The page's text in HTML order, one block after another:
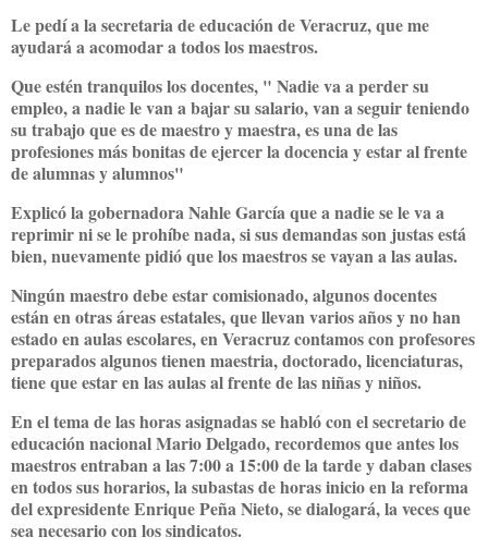
Le pedí a la secretaria de educación de Veracruz, que me
ayudará a acomodar a todos los maestros.
Que estén tranquilos los docentes, " Nadie va a perder su
empleo, a nadie le van a bajar su salario, van a seguir teniendo
su trabajo que es de maestro y maestra, es una de las
profesiones más bonitas de ejercer la docencia y estar al frente
de alumnas y alumnos"
Explicó la gobernadora Nahle García que a nadie se le va a
reprimir ni se le prohíbe nada, si sus demandas son justas está
bien, nuevamente pidió que los maestros se vayan a las aulas.
Ningún maestro debe estar comisionado, algunos docentes
están en otras áreas estatales, que llevan varios años y no han
estado en aulas escolares, en Veracruz contamos con profesores
preparados algunos tienen maestria, doctorado, licenciaturas,
tiene que estar en las aulas al frente de las niñas y niños.
En el tema de las horas asignadas se habló con el secretario de
educación nacional Mario Delgado, recordemos que antes los
maestros entraban a las 7:00 a 15:00 de la tarde y daban clases
en todos sus horarios, la subastas de horas inicio en la reforma
del expresidente Enrique Peña Nieto, se dialogará, la veces que
sea necesario con los sindicatos.